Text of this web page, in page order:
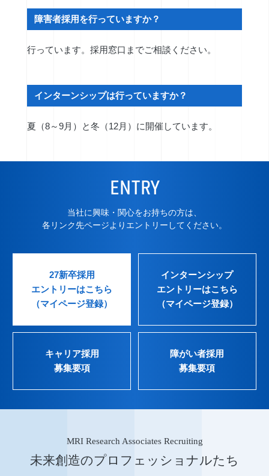
障害者採用を行っていますか？
行っています。採用窓口までご相談ください。
インターンシップは行っていますか？
夏（8～9月）と冬（12月）に開催しています。
ENTRY
当社に興味・関心をお持ちの方は、
各リンク先ページよりエントリーしてください。
27新卒採用
エントリーはこちら
（マイページ登録）
インターンシップ
エントリーはこちら
（マイページ登録）
キャリア採用
募集要項
障がい者採用
募集要項
MRI Research Associates Recruiting
未来創造のプロフェッショナルたち